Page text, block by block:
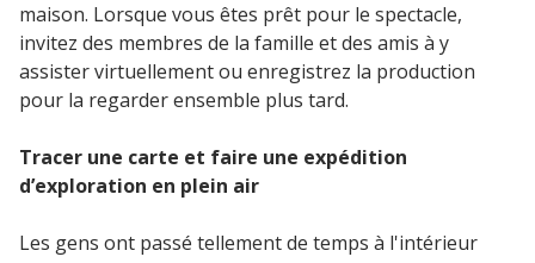
maison. Lorsque vous êtes prêt pour le spectacle,
invitez des membres de la famille et des amis à y
assister virtuellement ou enregistrez la production
pour la regarder ensemble plus tard.
Tracer une carte et faire une expédition
d’exploration en plein air
Les gens ont passé tellement de temps à l'intérieur